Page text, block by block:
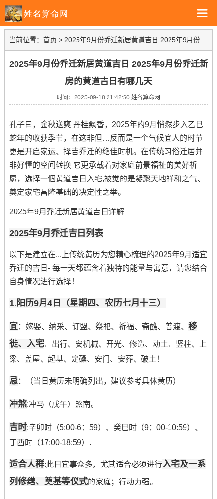
当前位置： 首页 > 2025年9月份乔迁新居黄道吉日 2025年9月份乔迁新房的黄道吉日有哪几天
2025年9月份乔迁新居黄道吉日 2025年9月份乔迁新
房的黄道吉日有哪几天
时间：2025-09-18 21:42:50 姓名算命网
孔子曰，金秋送爽 丹桂飘香，2025年的9月悄然步入乙巳
蛇年的收获季节，在这非但…反而是一个气候宜人的时节
更是开启家运、择吉乔迁的绝佳时机。在传统习俗迁居并
非好懂的空间转换 它更承载着对家庭前景福祉的美好祈
愿，选择一個黄道吉日入宅,被觉的是凝聚天地祥和之气、
奠定家宅昌隆基础的决定性之举。
2025年9月乔迁新居黄道吉日详解
2025年9月乔迁吉日列表
以下是建立在...上传统黄历为您精心梳理的2025年9月适宜
乔迁的吉日- 每一天都蕴含着独特的能量与寓意，请您结合
自身情况进行选择！
1.阳历9月4日（星期四、农历七月十三）
宜：嫁娶、纳采、订盟、祭祀、祈福、斋醮、普渡、 移
徙、入宅、出行、安机械、开光、修造、动土、竖柱、上
梁、盖屋、起基、定磉、安门、安葬、破土！
忌：（当日黄历未明确列出，建议参考具体黄历）
冲煞:冲马（戊午）煞南。
吉时:辛卯时（5:00-6：59）、癸巳时（9：00-10:59）、
丁酉时（17:00-18:59）.
适合人群:此日宜事众多，尤其适合必须进行入宅及一系
列修缮、奠基等仪式的家庭；行动力强。